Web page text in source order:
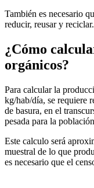
También es necesario
reducir, reusar y reciclar.
¿Cómo
orgánicos?
Para calcular la
kg/hab/día, se requiere
de basura, en el
pesada para la
Este calculo será
muestral de lo que
es necesario que el